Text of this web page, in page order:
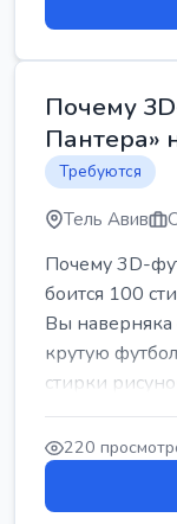
Почему
Пантера»
Требуются
Тель Авив
Почему 3D-
боится 100
Вы наверняка
крутую
стирки
220